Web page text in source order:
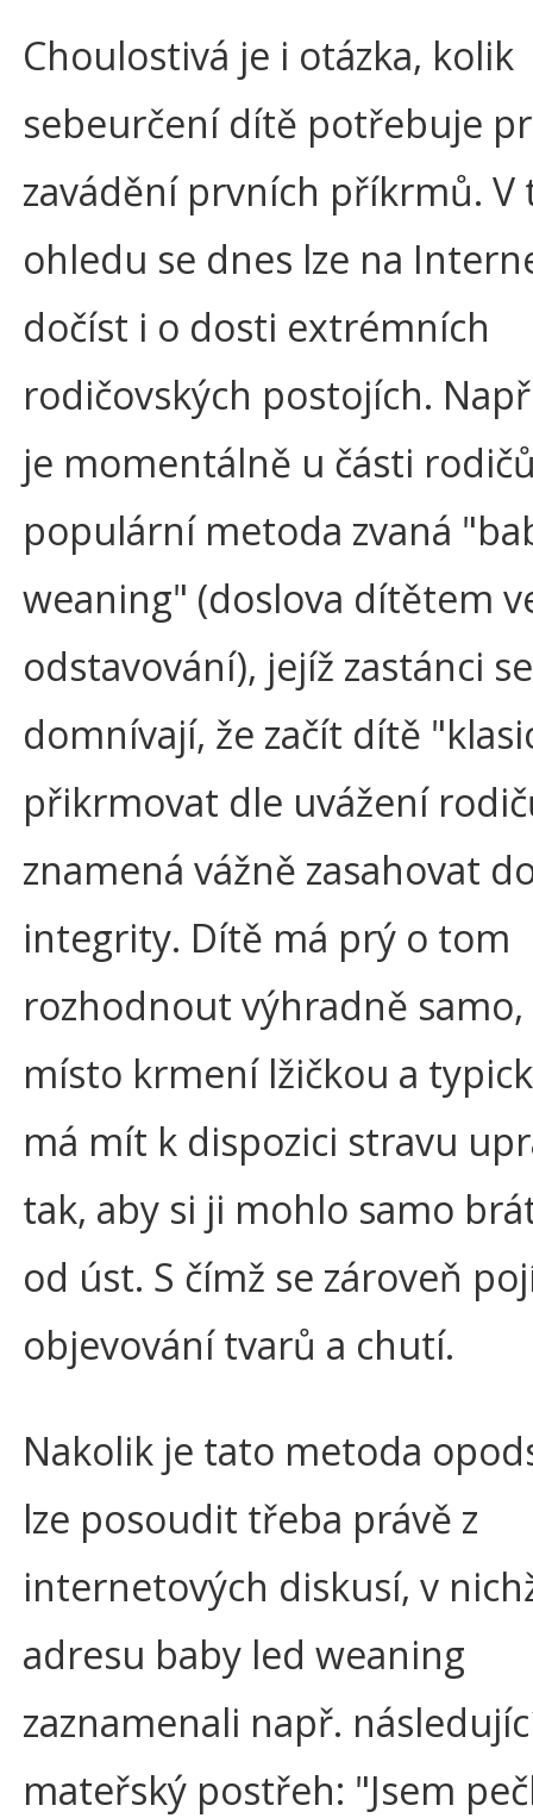
Choulostivá je i otázka, kolik
sebeurčení dítě potřebuje
zavádění prvních příkrmů.
ohledu se dnes lze na
dočíst i o dosti extrémních
rodičovských postojích.
je momentálně u části
populární metoda zvaná
weaning" (doslova dítětem
odstavování), jejíž zastánci se
domnívají, že začít dítě
přikrmovat dle uvážení
znamená vážně zasahovat
integrity. Dítě má prý o tom
rozhodnout výhradně
místo krmení lžičkou a
má mít k dispozici stravu
tak, aby si ji mohlo samo
od úst. S čímž se zároveň
objevování tvarů a chutí.
Nakolik je tato metoda
lze posoudit třeba právě z
internetových diskusí, v
adresu baby led weaning
zaznamenali např.
mateřský postřeh: "Jsem